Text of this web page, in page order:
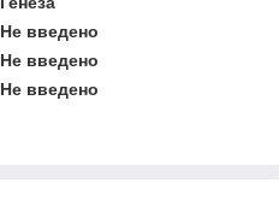
Не введено
Не введено
Не введено